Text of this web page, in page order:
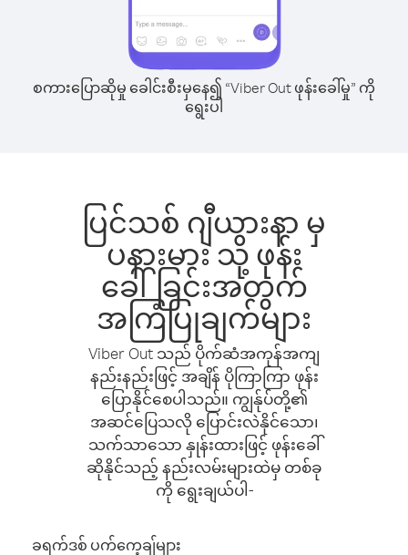
စကားပြောဆိုမှု ခေါင်းစီးမှနေ၍ “Viber Out ဖုန်းခေါ်မှု” ကို
ရွေးပါ
ပြင်သစ် ဂျီယားနာ မှ
ပနားမား သို့ ဖုန်း
ခေါ်ခြင်းအတွက်
အကြံပြုချက်များ
Viber Out သည် ပိုက်ဆံအကုန်အကျ
နည်းနည်းဖြင့် အချိန် ပိုကြာကြာ ဖုန်း
ပြောနိုင်စေပါသည်။ ကျွန်ုပ်တို့၏
အဆင်ပြေသလို ပြောင်းလဲနိုင်သော၊
သက်သာသော နှုန်းထားဖြင့် ဖုန်းခေါ်
ဆိုနိုင်သည့် နည်းလမ်းများထဲမှ တစ်ခု
ကို ရွေးချယ်ပါ-
ခရက်ဒစ် ပက်ကေ့ချ်များ